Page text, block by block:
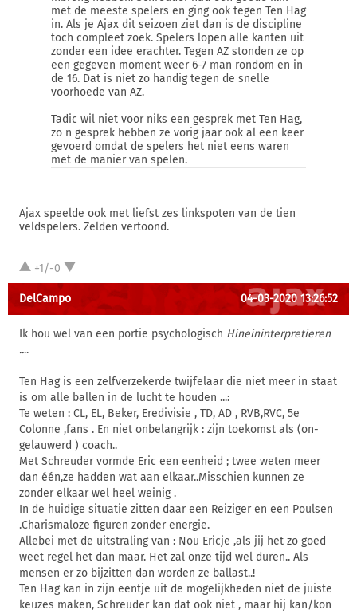
met de meeste spelers en ging ook tegen Ten Hag
in. Als je Ajax dit seizoen ziet dan is de discipline
toch compleet zoek. Spelers lopen alle kanten uit
zonder een idee erachter. Tegen AZ stonden ze op
een gegeven moment weer 6-7 man rondom en in
de 16. Dat is niet zo handig tegen de snelle
voorhoede van AZ.
Tadic wil niet voor niks een gesprek met Ten Hag,
zo n gesprek hebben ze vorig jaar ook al een keer
gevoerd omdat de spelers het niet eens waren
met de manier van spelen.
Ajax speelde ook met liefst zes linkspoten van de tien
veldspelers. Zelden vertoond.
+1/-0
DelCampo 04-03-2020 13:26:52
Ik hou wel van een portie psychologisch Hineininterpretieren
....
Ten Hag is een zelfverzekerde twijfelaar die niet meer in staat
is om alle ballen in de lucht te houden ...:
Te weten : CL, EL, Beker, Eredivisie , TD, AD , RVB,RVC, 5e
Colonne ,fans . En niet onbelangrijk : zijn toekomst als (on-
gelauwerd ) coach..
Met Schreuder vormde Eric een eenheid ; twee weten meer
dan één,ze hadden wat aan elkaar..Misschien kunnen ze
zonder elkaar wel heel weinig .
In de huidige situatie zitten daar een Reiziger en een Poulsen
.Charismaloze figuren zonder energie.
Allebei met de uitstraling van : Nou Ericje ,als jij het zo goed
weet regel het dan maar. Het zal onze tijd wel duren.. Als
mensen er zo bijzitten dan worden ze ballast..!
Ten Hag kan in zijn eentje uit de mogelijkheden niet de juiste
keuzes maken, Schreuder kan dat ook niet , maar hij kan/kon